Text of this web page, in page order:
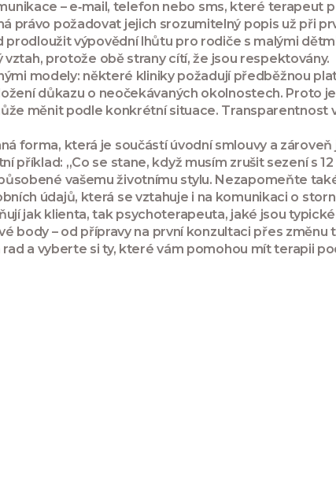
– e‑mail, telefon nebo sms, které terapeut
právo požadovat jejich srozumitelný popis už při
výpovědní lhůtu pro rodiče s malými
protože obě strany cítí, že jsou respektovány.
modely: některé kliniky požadují předběžnou
důkazu o neočekávaných okolnostech. Proto
měnit podle konkrétní situace. Transparentnost
forma, která je součástí úvodní smlouvy a
„Co se stane, když musím zrušit sezení s
vašemu životnímu stylu. Nezapomeňte
údajů, která se vztahuje i na komunikaci o
jak klienta, tak psychoterapeuta, jaké jsou
body – od přípravy na první konzultaci přes
a vyberte si ty, které vám pomohou mít terapii